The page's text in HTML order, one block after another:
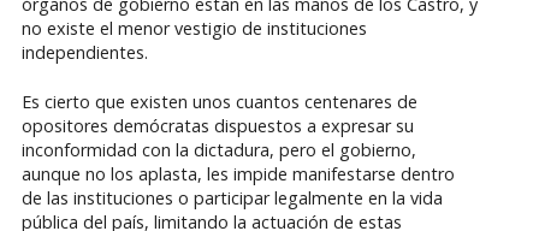
no existe el menor vestigio de instituciones
independientes.
Es cierto que existen unos cuantos centenares de
opositores demócratas dispuestos a expresar su
inconformidad con la dictadura, pero el gobierno,
aunque no los aplasta, les impide manifestarse dentro
de las instituciones o participar legalmente en la vida
pública del país, limitando la actuación de estas